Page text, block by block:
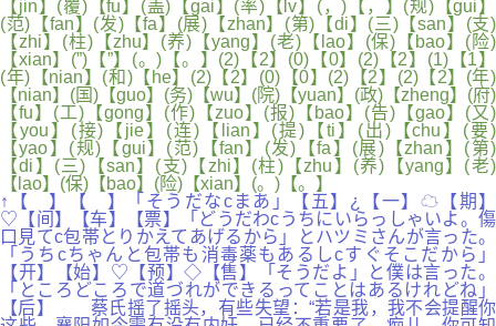
【jin】(覆)【fu】(盖)【gai】(率)【lv】(，)【，】(规)【gui】
(范)【fan】(发)【fa】(展)【zhan】(第)【di】(三)【san】(支)
【zhi】(柱)【zhu】(养)【yang】(老)【lao】(保)【bao】(险)
【xian】(”)【”】(。)【。】(2)【2】(0)【0】(2)【2】(1)【1】
(年)【nian】(和)【he】(2)【2】(0)【0】(2)【2】(2)【2】(年)
【nian】(国)【guo】(务)【wu】(院)【yuan】(政)【zheng】(府)
【fu】(工)【gong】(作)【zuo】(报)【bao】(告)【gao】(又)
【you】(接)【jie】(连)【lian】(提)【ti】(出)【chu】(要)
【yao】(规)【gui】(范)【fan】(发)【fa】(展)【zhan】(第)
【di】(三)【san】(支)【zhi】(柱)【zhu】(养)【yang】(老)
【lao】(保)【bao】(险)【xian】(。)【。】
↑【 】【 】「そうだなcまあ」【五】¿【一】☁【期】
♡【间】【车】【票】「どうだわcうちにいらっしゃいよ。傷
口見てc包帯とりかえてあげるから」とハツミさんが言った。
「うちcちゃんと包帯も消毒薬もあるしcすぐそこだから」
【开】【始】♡【预】◇【售】「そうだよ」と僕は言った。
「ところどころで道づれができるってことはあるけれどね」
【后】 蔡氏摇了摇头，有些失望：“若是我，我不会提醒你